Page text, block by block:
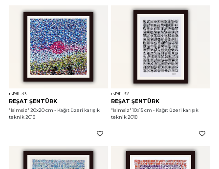
rs1911-33
REŞAT ŞENTÜRK
"İsimsiz" 20x20 cm - Kağıt üzeri karışık
teknik 2018
rs1911-32
REŞAT ŞENTÜRK
"İsimsiz" 10x15 cm - Kağıt üzeri karışık
teknik 2018